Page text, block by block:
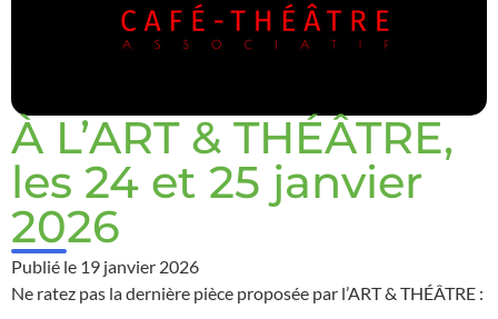
À L’ART & THÉÂTRE,
les 24 et 25 janvier
2026
Publié le 19 janvier 2026
Ne ratez pas la dernière pièce proposée par l’ART & THÉÂTRE :